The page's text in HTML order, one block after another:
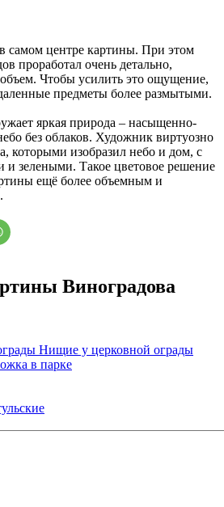
центре картины. При этом
проработал очень детально,
Чтобы усилить это ощущение,
предметы более размытыми.
яркая природа – насыщенно-
без облаков. Художник виртуозно
которыми изобразил небо и дом, с
зелеными. Такое цветовое решение
ещё более объемным и
Виноградова
Нищие у церковной ограды
в парке